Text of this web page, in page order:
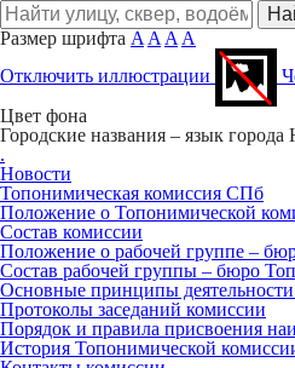
Размер шрифта A A A A
Отключить иллюстрации
Цвет фона
Городские названия – язык города
.
Новости
Топонимическая комиссия СПб
Положение о Топонимической
Состав комиссии
Положение о рабочей группе –
Состав рабочей группы – бюро
Основные принципы
Протоколы заседаний комиссии
Порядок и правила присвоения
История Топонимической